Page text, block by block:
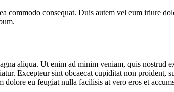
consequat. Duis autem vel eum iriure
aliqua. Ut enim ad minim veniam, quis nostrud
Excepteur sint obcaecat cupiditat non proident,
eu feugiat nulla facilisis at vero eros et